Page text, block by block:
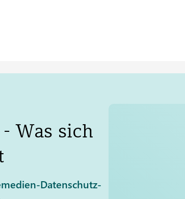
Was sich
Datenschutz-